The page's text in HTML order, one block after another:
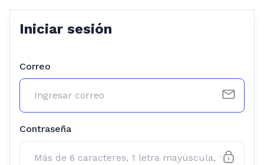
Iniciar sesión
Correo
Contraseña